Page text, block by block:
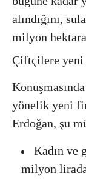
alındığını,
milyon hektara
Çiftçilere
yönelik yeni
Erdoğan, şu
Kadın
milyon